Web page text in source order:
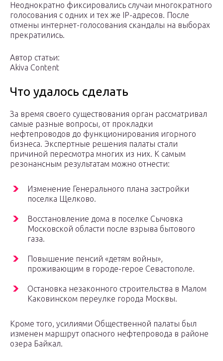
Неоднократно фиксировались случаи многократного
голосования с одних и тех же IP-адресов. После
отмены интернет-голосования скандалы на выборах
прекратились.
Автор статьи:
Akiva Content
Что удалось сделать
За время своего существования орган рассматривал
самые разные вопросы, от прокладки
нефтепроводов до функционирования игорного
бизнеса. Экспертные решения палаты стали
причиной пересмотра многих из них. К самым
резонансным результатам можно отнести:
Изменение Генерального плана застройки
поселка Щелково.
Восстановление дома в поселке Сычовка
Московской области после взрыва бытового
газа.
Повышение пенсий «детям войны»,
проживающим в городе-герое Севастополе.
Остановка незаконного строительства в Малом
Каковинском переулке города Москвы.
Кроме того, усилиями Общественной палаты был
изменен маршрут опасного нефтепровода в районе
озера Байкал.